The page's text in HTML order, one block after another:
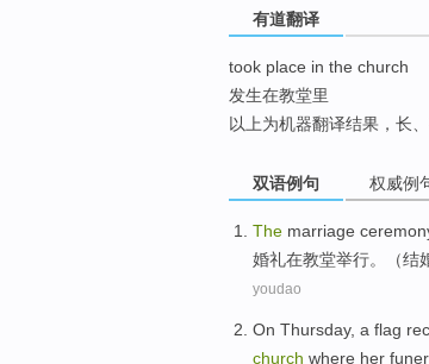
有道翻译
took place in the church
发生在教堂里
以上为机器翻译结果，长
双语例句 权威例
The marriage
婚礼在教堂举行。（结
youdao
On Thursday, a flag
church where her